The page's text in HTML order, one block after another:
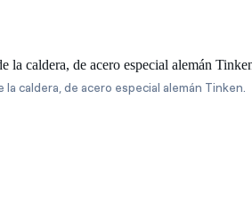
caldera, de acero especial alemán Tinken.